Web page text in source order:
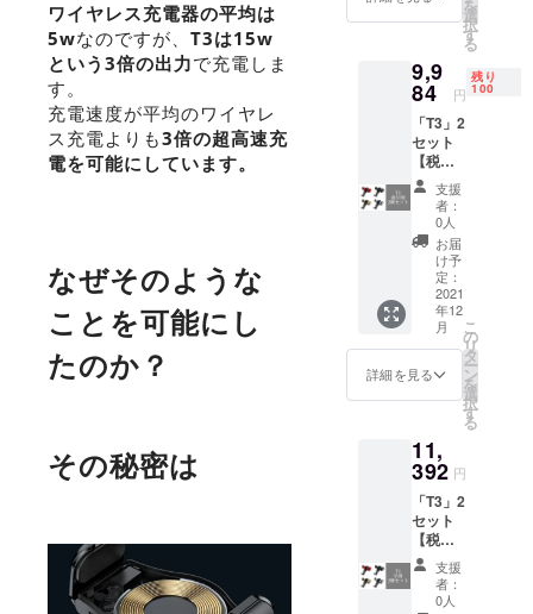
ワイヤレス充電器の平均は
5wなのですが、 T3は15w
という3倍の出力で充電しま
す。
充電速度が平均のワイヤレ
ス充電よりも3倍の超高速充
電を可能にしています。
なぜそのような
ことを可能にし
たのか？
その秘密は
ます。
33％オ
フ】 ※
ン・仕
様は変
更にな
る可能
性もご
ざいま
す。ご
了承く
ださ
い。 ※
ご注文
状況、
使用部
材の供
給状
況、製
造工程
荷時期
が遅れ
る場合
があり
ます。
を
選
択
す
る
9,9
84 円
残り
100
「T3」2
セット
【税・
送料
込】
100名様
限定価
格！
【一般
販売予
定価格
12800
円から
22％オ
フ】 ※
ン・仕
様は変
更にな
る可能
性もご
ざいま
す。ご
了承く
ださ
支援
者：
0人
お届
け予
定：
2021
年12
月
詳細を見る
こ
の
リ
タ
ー
ン
を
選
択
す
る
11,
392 円
「T3」2
セット
【税・
送料
込】
【一般
支援
者：
0人